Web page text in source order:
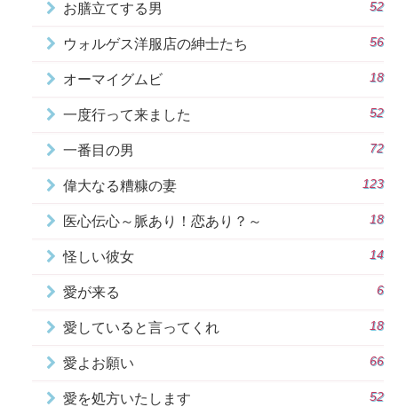
お膳立てする男 52
ウォルゲス洋服店の紳士たち 56
オーマイグムビ 18
一度行って来ました 52
一番目の男 72
偉大なる糟糠の妻 123
医心伝心～脈あり！恋あり？～ 18
怪しい彼女 14
愛が来る 6
愛していると言ってくれ 18
愛よお願い 66
愛を処方いたします 52